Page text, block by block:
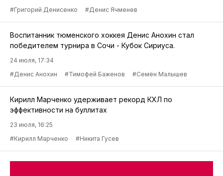
#Григорий Денисенко
#Денис Ячменев
Воспитанник тюменского хоккея Денис Анохин стал
победителем турнира в Сочи - Кубок Сириуса.
24 июля, 17:34
#Денис Анохин
#Тимофей Баженов #Семён Малышев
Кирилл Марченко удерживает рекорд КХЛ по
эффективности на буллитах
23 июля, 16:25
#Кирилл Марченко
#Никита Гусев